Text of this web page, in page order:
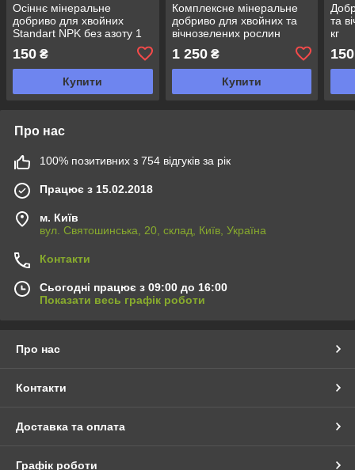
Осіннє мінеральне
добриво для хвойних
Standart NPK без азоту 1
150 ₴
Купити
Комплексне мінеральне
добриво для хвойних та
вічнозелених рослин
Fertis (Фертіс), 10 кг, NPK
5.15.25, Осінь
1 250₴
Купити
та
кг
150
Про нас
100% позитивних з 754 відгуків за рік
Працює з 15.02.2018
м. Київ
вул. Святошинська, 20, склад, Київ, Україна
Контакти
Сьогодні працює з 09:00 до 16:00
Показати весь графік роботи
Про нас
Контакти
Доставка та оплата
Графік роботи